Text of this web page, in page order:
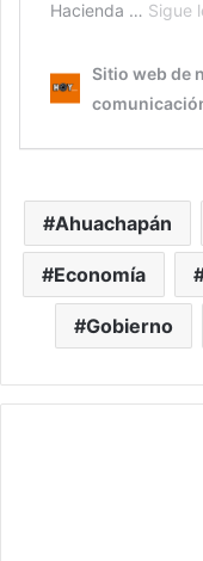
Ahuachapán
Economía
Gobierno